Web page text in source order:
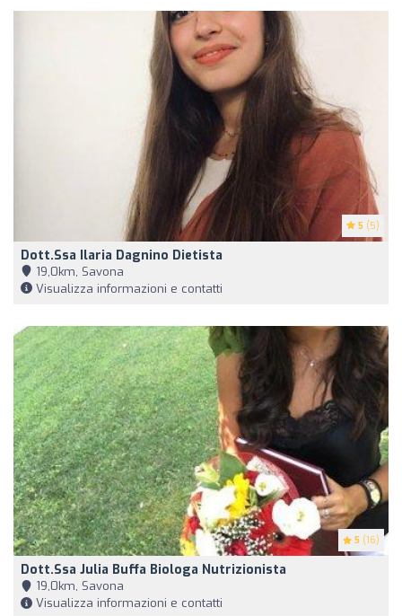
5 (5)
Dott.ssa Ilaria Dagnino Dietista
19,0km, Savona
Visualizza informazioni e contatti
5 (16)
Dott.ssa Julia Buffa Biologa Nutrizionista
19,0km, Savona
Visualizza informazioni e contatti